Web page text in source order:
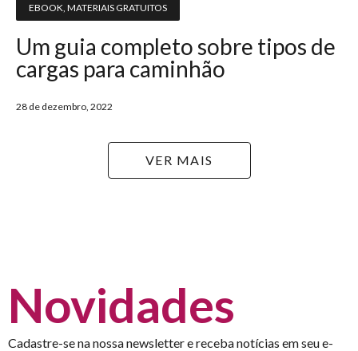
EBOOK MATERIAIS GRATUITOS
Um guia completo sobre tipos de
cargas para caminhão
28 de dezembro, 2022
VER MAIS
Novidades
Cadastre-se na nossa newsletter e receba notícias em seu e-